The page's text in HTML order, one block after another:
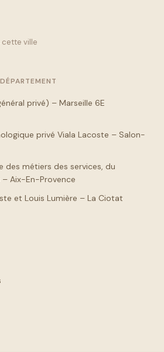
cette ville
privé) – Marseille 6E
privé Viala Lacoste – Salon-
des métiers des services, du
Aix-En-Provence
et Louis Lumière – La Ciotat